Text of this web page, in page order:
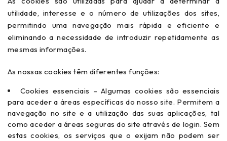
utilidade, interesse e o número de utilizações dos sites,
permitindo uma navegação mais rápida e eficiente e
eliminando a necessidade de introduzir repetidamente as
mesmas informações.
As nossas cookies têm diferentes funções:
Cookies essenciais – Algumas cookies são essenciais
para aceder a áreas específicas do nosso site. Permitem a
navegação no site e a utilização das suas aplicações, tal
como aceder a áreas seguras do site através de login. Sem
estas cookies, os serviços que o exijam não podem ser